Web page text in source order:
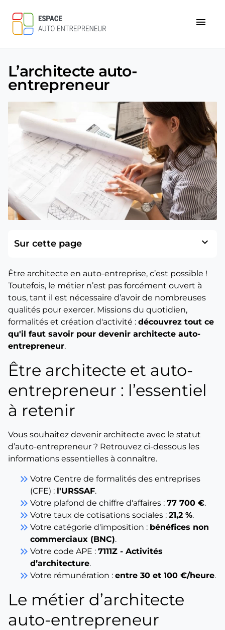
menu
L’architecte auto-
entrepreneur
Sur cette page expand_more
Être architecte en auto-entreprise, c’est possible !
Toutefois, le métier n’est pas forcément ouvert à
tous, tant il est nécessaire d’avoir de nombreuses
qualités pour exercer. Missions du quotidien,
formalités et création d'activité : découvrez tout ce
qu'il faut savoir pour devenir architecte auto-
entrepreneur.
Être architecte et auto-
entrepreneur : l’essentiel
à retenir
Vous souhaitez devenir architecte avec le statut
d’auto-entrepreneur ? Retrouvez ci-dessous les
informations essentielles à connaître.
keyboard_double_arrow_right Votre Centre de formalités des entreprises
(CFE) : l'URSSAF.
keyboard_double_arrow_right Votre plafond de chiffre d'affaires : 77 700 €.
keyboard_double_arrow_right Votre taux de cotisations sociales : 21,2 %.
keyboard_double_arrow_right Votre catégorie d'imposition : bénéfices non
commerciaux (BNC).
keyboard_double_arrow_right Votre code APE : 7111Z - Activités
d’architecture.
keyboard_double_arrow_right Votre rémunération : entre 30 et 100 €/heure.
Le métier d’architecte
auto-entrepreneur